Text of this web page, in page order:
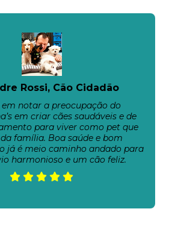
Rossi, Cão Cidadão
em notar a preocupação do
em criar cães saudáveis e de
para viver como pet que
família. Boa saúde e bom
já é meio caminho andado para
harmonioso e um cão feliz.